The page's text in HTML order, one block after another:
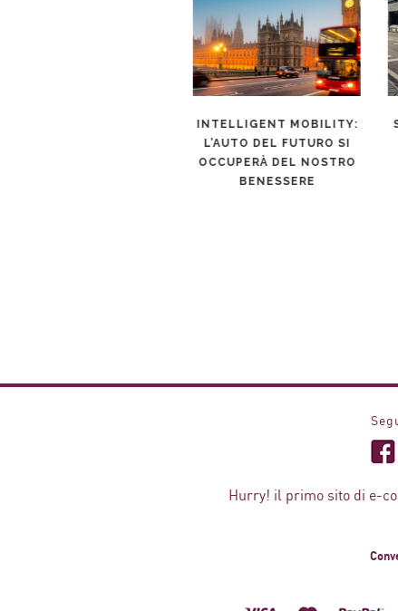
INTELLIGENT MOBILITY:
L’AUTO DEL FUTURO SI
OCCUPERÀ DEL NOSTRO
BENESSERE
Hurry! il primo sito di e-